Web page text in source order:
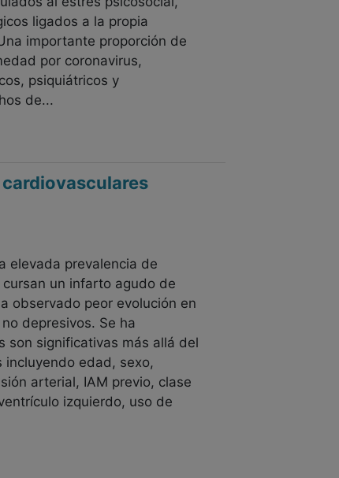
ligados a la propia
importante proporción de
por coronavirus,
psiquiátricos y
de...
elevada prevalencia de
un infarto agudo de
observado peor evolución en
depresivos. Se ha
son significativas más allá del
edad, sexo,
arterial, IAM previo, clase
izquierdo, uso de